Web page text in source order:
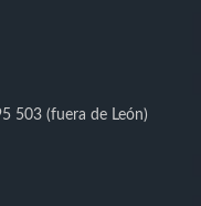
503 (fuera de León)